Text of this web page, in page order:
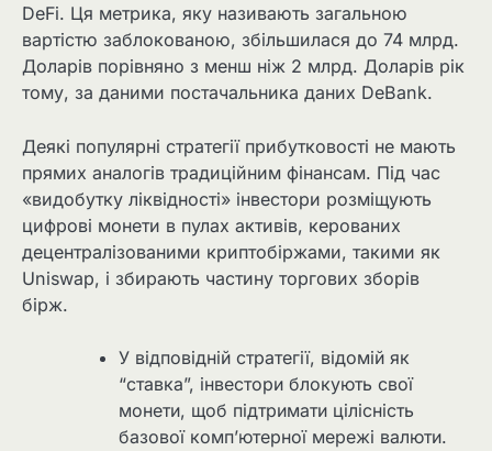
DeFi. Ця метрика, яку називають загальною
вартістю заблокованою, збільшилася до 74 млрд.
Доларів порівняно з менш ніж 2 млрд. Доларів рік
тому, за даними постачальника даних DeBank.
Деякі популярні стратегії прибутковості не мають
прямих аналогів традиційним фінансам. Під час
«видобутку ліквідності» інвестори розміщують
цифрові монети в пулах активів, керованих
децентралізованими криптобіржами, такими як
Uniswap, і збирають частину торгових зборів
бірж.
У відповідній стратегії, відомій як
“ставка”, інвестори блокують свої
монети, щоб підтримати цілісність
базової комп’ютерної мережі валюти.